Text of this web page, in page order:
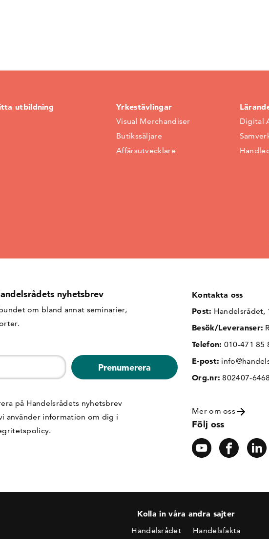
utbildning Yrkestävlingar
Visual Merchandiser
Butikssäljare
Affärsutvecklare
Digital
nyhetsbrev
om bland annat seminarier,
på Handelsrådets nyhetsbrev
använder information om dig i
.
Kontakta oss
Post: Handelsrådet,
Besök/Leveranser:
Telefon: 010-471 85
E-post:
Org.nr: 802407-6468
Mer om oss
Följ oss
Kolla in våra andra sajter
Handelsrådet Handelsfakta